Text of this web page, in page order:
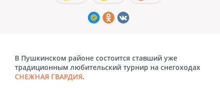
В Пушкинском районе состоится ставший уже
традиционным любительский турнир на снегоходах
СНЕЖНАЯ ГВАРДИЯ.